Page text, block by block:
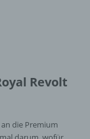
Revolt
die Premium